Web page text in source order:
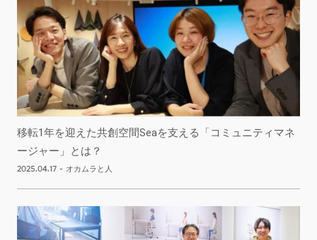
移転1年を迎えた共創空間Seaを支える「コミュニティマネ
ージャー」とは？
2025.04.17 - オカムラと人